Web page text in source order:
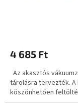
4 685 Ft
Az akasztós
tárolásra tervezték.
köszönhetően